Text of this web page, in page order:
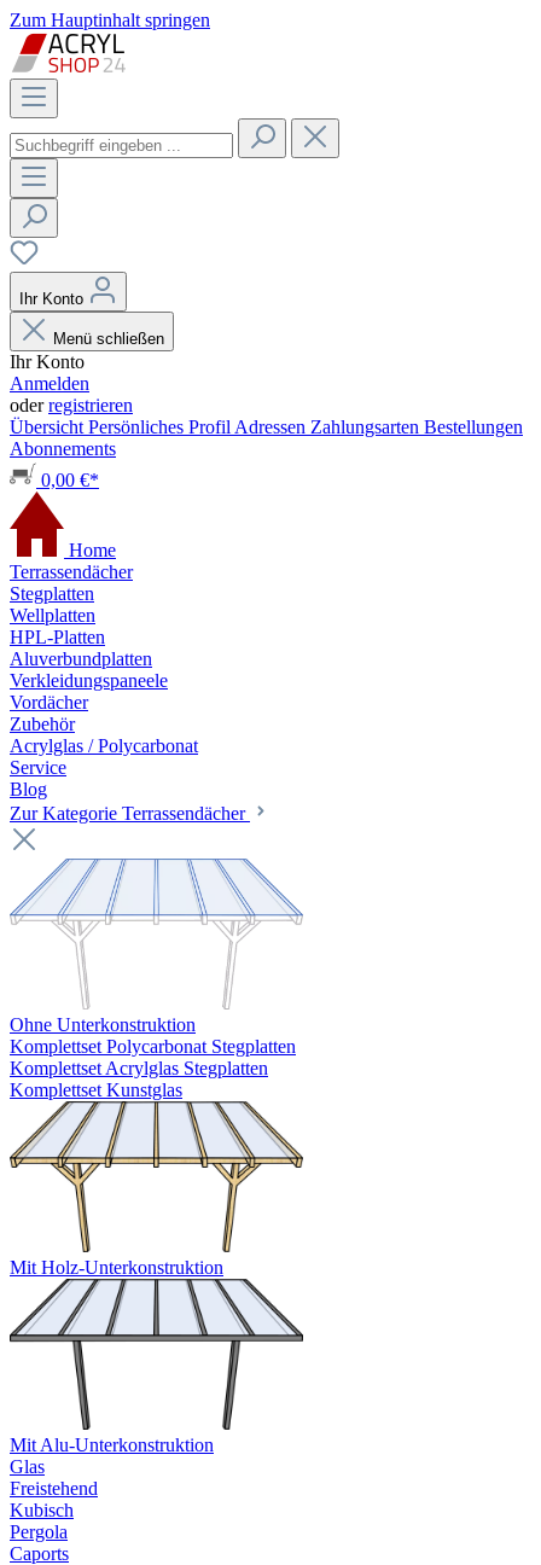
Zum Hauptinhalt springen
Ihr Konto
Menü schließen
Ihr Konto
Anmelden
oderregistrieren
Übersicht Persönliches Profil Adressen Zahlungsarten Bestellungen
Abonnements
0,00 €*
Home
Terrassendächer
Stegplatten
Wellplatten
HPL-Platten
Aluverbundplatten
Verkleidungspaneele
Vordächer
Zubehör
Acrylglas / Polycarbonat
Service
Blog
Zur Kategorie Terrassendächer
Ohne Unterkonstruktion
Komplettset Polycarbonat Stegplatten
Komplettset Acrylglas Stegplatten
Komplettset Kunstglas
Mit Holz-Unterkonstruktion
Mit Alu-Unterkonstruktion
Glas
Freistehend
Kubisch
Pergola
Caports